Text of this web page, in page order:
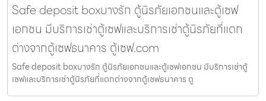
Safe deposit boxบางรัก ตู้นิรภัยเอกชนและตู้เซฟ
เอกชน มีบริการเช่าตู้เซฟและบริการเช่าตู้นิรภัยที่แตก
ต่างจากตู้เซฟธนาคาร ตู้เซฟ.com
Safe deposit boxบางรัก ตู้นิรภัยเอกชนและตู้เซฟเอกชน มีบริการเช่าตู้
เซฟและบริการเช่าตู้นิรภัยที่แตกต่างจากตู้เซฟธนาคาร ตู